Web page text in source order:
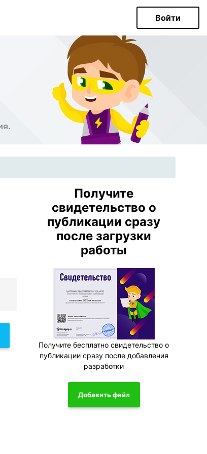
Войти
Получите
свидетельство о
публикации сразу
после загрузки
работы
Получите бесплатно свидетельство о
публикации сразу после добавления
разработки
Добавить файл